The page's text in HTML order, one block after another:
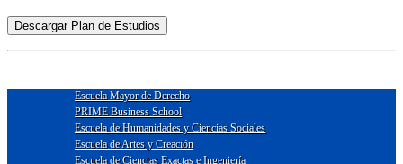
Descargar Plan de Estudios
Escuela Mayor de Derecho
PRIME Business School
Escuela de Humanidades y Ciencias Sociales
Escuela de Artes y Creación
Escuela de Ciencias Exactas e Ingeniería